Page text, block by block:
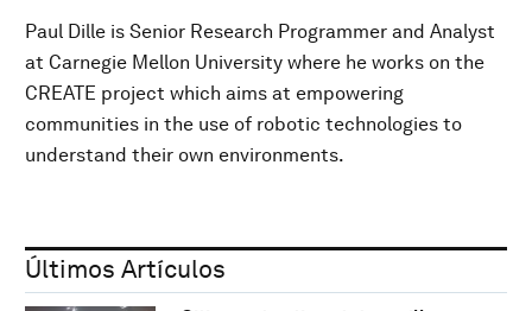
Paul Dille is Senior Research Programmer and Analyst
at Carnegie Mellon University where he works on the
CREATE project which aims at empowering
communities in the use of robotic technologies to
understand their own environments.
Últimos Artículos